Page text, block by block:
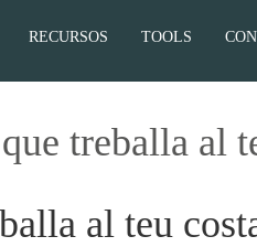
RECURSOS TOOLS
treballa al
al teu